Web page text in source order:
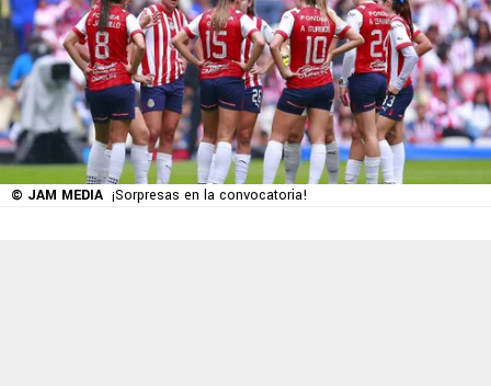
© JAM MEDIA ¡Sorpresas en la convocatoria!